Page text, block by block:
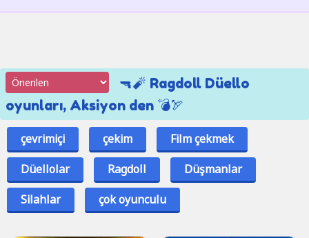
🔫🧨 Ragdoll Düello
oyunları, Aksiyon den 💣🏹
çevrimiçi çekim
Film çekmek
Düellolar
Ragdoll
Düşmanlar
Silahlar
çok oyunculu